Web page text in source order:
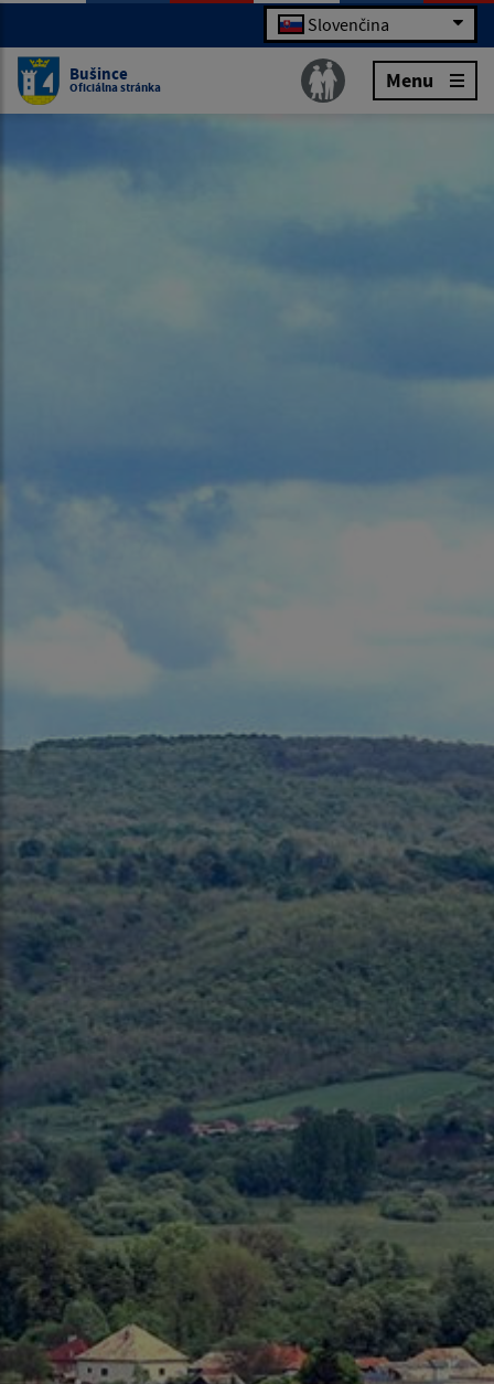
Slovenčina
Bušince
Oficiálna stránka Menu